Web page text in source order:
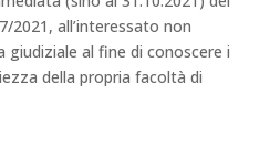
2021, all’interessato non
giudiziale al fine di conoscere i
della propria facoltà di